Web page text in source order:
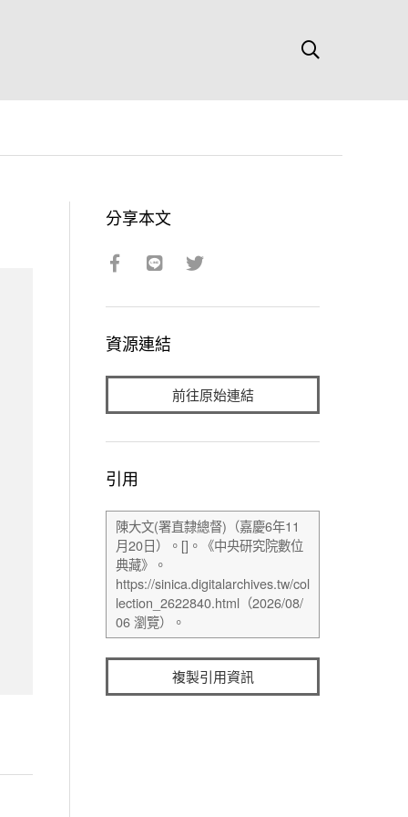
分享本文
資源連結
前往原始連結
引用
複製引用資訊